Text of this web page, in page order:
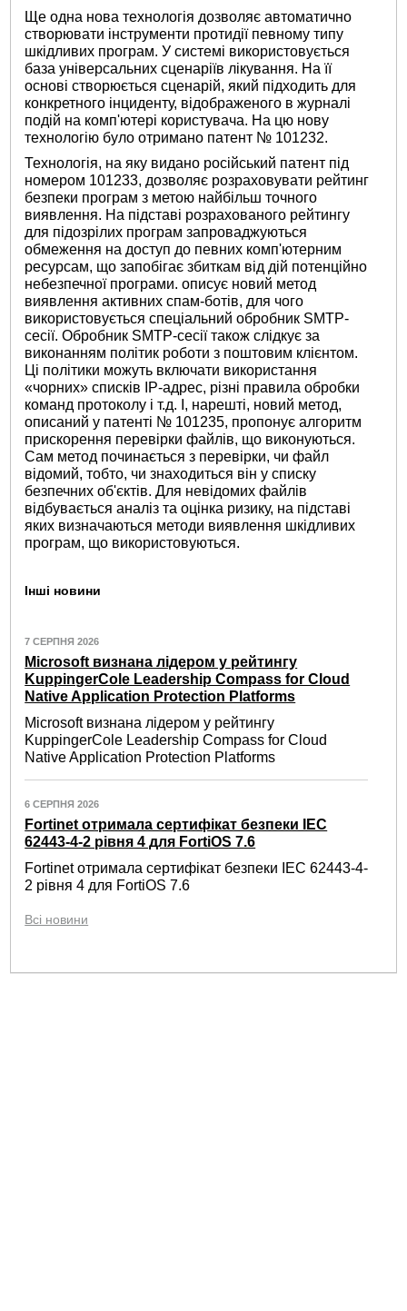
Ще одна нова технологія дозволяє автоматично
створювати інструменти протидії певному типу
шкідливих програм. У системі використовується
база універсальних сценаріїв лікування. На її
основі створюється сценарій, який підходить для
конкретного інциденту, відображеного в журналі
подій на комп'ютері користувача. На цю нову
технологію було отримано патент № 101232.
Технологія, на яку видано російський патент під
номером 101233, дозволяє розраховувати рейтинг
безпеки програм з метою найбільш точного
виявлення. На підставі розрахованого рейтингу
для підозрілих програм запроваджуються
обмеження на доступ до певних комп'ютерним
ресурсам, що запобігає збиткам від дій потенційно
небезпечної програми. описує новий метод
виявлення активних спам-ботів, для чого
використовується спеціальний обробник SMTP-
сесії. Обробник SMTP-сесії також слідкує за
виконанням політик роботи з поштовим клієнтом.
Ці політики можуть включати використання
«чорних» списків IP-адрес, різні правила обробки
команд протоколу і т.д. І, нарешті, новий метод,
описаний у патенті № 101235, пропонує алгоритм
прискорення перевірки файлів, що виконуються.
Сам метод починається з перевірки, чи файл
відомий, тобто, чи знаходиться він у списку
безпечних об'єктів. Для невідомих файлів
відбувається аналіз та оцінка ризику, на підставі
яких визначаються методи виявлення шкідливих
програм, що використовуються.
Інші новини
7 СЕРПНЯ 2026
Microsoft визнана лідером у рейтингу
KuppingerCole Leadership Compass for Cloud
Native Application Protection Platforms
Microsoft визнана лідером у рейтингу
KuppingerCole Leadership Compass for Cloud
Native Application Protection Platforms
6 СЕРПНЯ 2026
Fortinet отримала сертифікат безпеки IEC
62443-4-2 рівня 4 для FortiOS 7.6
Fortinet отримала сертифікат безпеки IEC 62443-4-
2 рівня 4 для FortiOS 7.6
Всі новини